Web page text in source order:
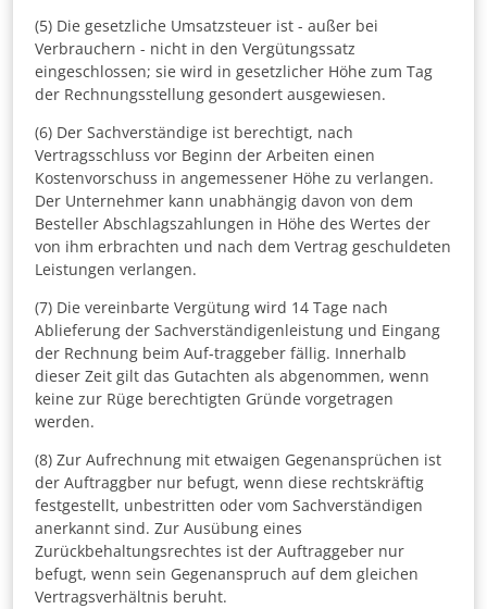
(5) Die gesetzliche Umsatzsteuer ist - außer bei
Verbrauchern - nicht in den Vergütungssatz
eingeschlossen; sie wird in gesetzlicher Höhe zum Tag
der Rechnungsstellung gesondert ausgewiesen.
(6) Der Sachverständige ist berechtigt, nach
Vertragsschluss vor Beginn der Arbeiten einen
Kostenvorschuss in angemessener Höhe zu verlangen.
Der Unternehmer kann unabhängig davon von dem
Besteller Abschlagszahlungen in Höhe des Wertes der
von ihm erbrachten und nach dem Vertrag geschuldeten
Leistungen verlangen.
(7) Die vereinbarte Vergütung wird 14 Tage nach
Ablieferung der Sachverständigenleistung und Eingang
der Rechnung beim Auf-traggeber fällig. Innerhalb
dieser Zeit gilt das Gutachten als abgenommen, wenn
keine zur Rüge berechtigten Gründe vorgetragen
werden.
(8) Zur Aufrechnung mit etwaigen Gegenansprüchen ist
der Auftraggber nur befugt, wenn diese rechtskräftig
festgestellt, unbestritten oder vom Sachverständigen
anerkannt sind. Zur Ausübung eines
Zurückbehaltungsrechtes ist der Auftraggeber nur
befugt, wenn sein Gegenanspruch auf dem gleichen
Vertragsverhältnis beruht.